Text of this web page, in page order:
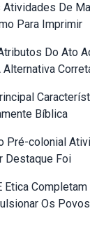
Atividades De
Para Imprimir
Do Ato
Bíblica
Pré-colonial
Destaque Foi
Etica
Os Povos